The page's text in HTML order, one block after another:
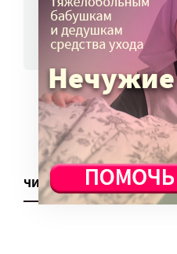
ВСЕ НОВОСТИ
ЧИТАТЬ ЕЩЕ